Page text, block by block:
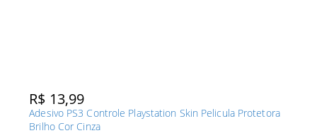
R$ 13,99
Adesivo PS3 Controle Playstation Skin Pelicula Protetora
Brilho Cor Cinza